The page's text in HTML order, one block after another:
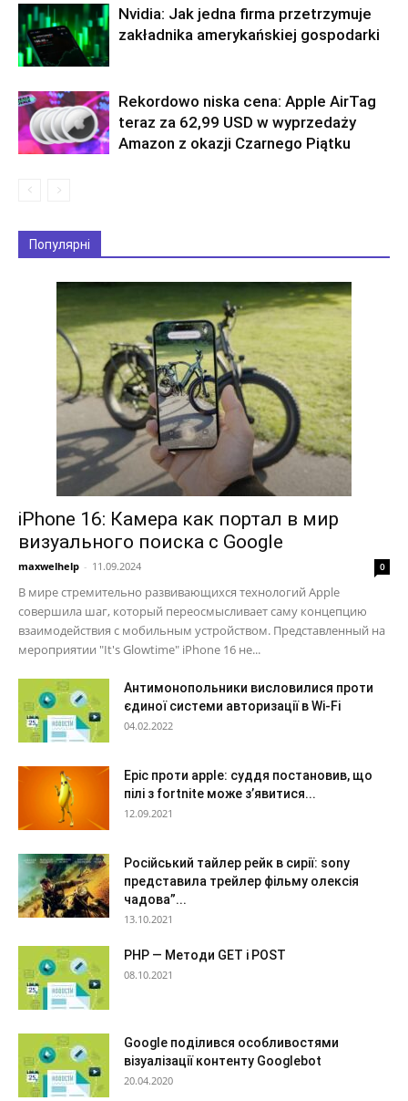
Nvidia: Jak jedna firma przetrzymuje
zakładnika amerykańskiej gospodarki
Rekordowo niska cena: Apple AirTag
teraz za 62,99 USD w wyprzedaży
Amazon z okazji Czarnego Piątku
Популярні
iPhone 16: Камера как портал в мир
визуального поиска с Google
maxwelhelp - 11.09.2024 0
В мире стремительно развивающихся технологий Apple
совершила шаг, который переосмысливает саму концепцию
взаимодействия с мобильным устройством. Представленный на
мероприятии "It's Glowtime" iPhone 16 не...
Антимонопольники висловилися проти
єдиної системи авторизації в Wi-Fi
04.02.2022
Epic проти apple: суддя постановив, що
пілі з fortnite може з’явитися...
12.09.2021
Російський тайлер рейк в сирії: sony
представила трейлер фільму олексія
чадова”...
13.10.2021
PHP — Методи GET і POST
08.10.2021
Google поділився особливостями
візуалізації контенту Googlebot
20.04.2020